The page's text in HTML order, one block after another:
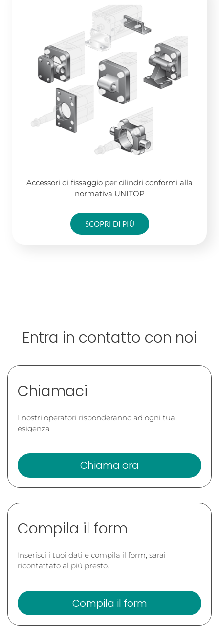
Accessori di fissaggio per cilindri conformi alla
normativa UNITOP
SCOPRI DI PIÙ
Entra in contatto con noi
Chiamaci
I nostri operatori risponderanno ad ogni tua
esigenza
Chiama ora
Compila il form
Inserisci i tuoi dati e compila il form, sarai
ricontattato al più presto.
Compila il form